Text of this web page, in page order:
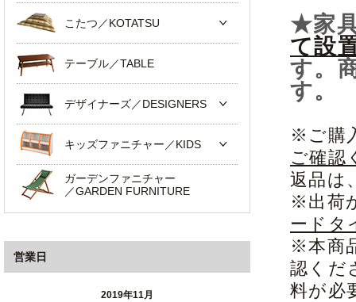
★家
て設
す。
す。
※ご購
ご確認
返品は
※出荷
ードタ
※本商
認くだ
料が必
こたつ／KOTATSU
テーブル／TABLE
デザイナーズ／DESIGNERS
キッズファニチャー／KIDS
ガーデンファニチャー
／GARDEN FURNITURE
営業日
2019年11月